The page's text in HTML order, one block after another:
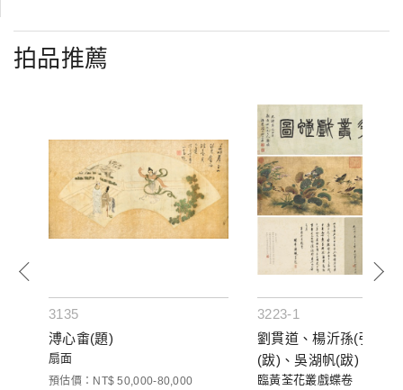
拍品推薦
3135
溥心畬(題)
扇面
預估價：NT$ 50,000-80,000
3223-1
劉貫道、楊沂孫(引首)
(跋)、吳湖帆(跋)
臨黃荃花叢戲蝶卷